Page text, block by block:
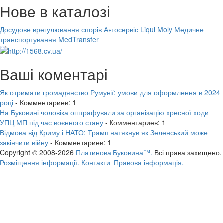
Нове в каталозі
Досудове врегулювання спорів Автосервіс Liqui Moly Медичне
транспортування MedTransfer
Ваші коментарі
Як отримати громадянство Румунії: умови для оформлення в 2024
році - Комментариев: 1
На Буковині чоловіка оштрафували за організацію хресної ходи
УПЦ МП під час воєнного стану - Комментариев: 1
Відмова від Криму і НАТО: Трамп натякнув як Зеленський може
закінчити війну - Комментариев: 1
Copyright © 2008-2026 Платинова Буковина™. Всі права захищено.
Розміщення інформації. Контакти. Правова інформація.